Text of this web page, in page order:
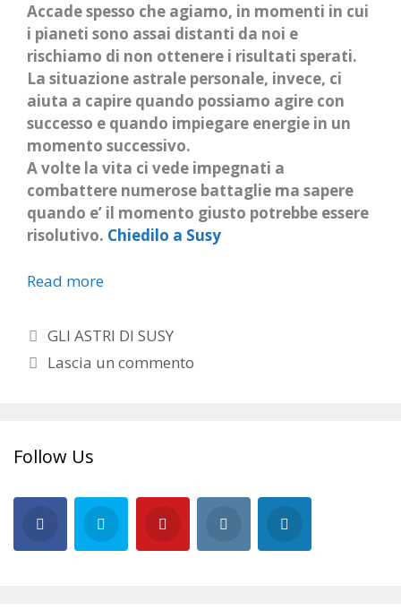
Accade spesso che agiamo, in momenti in cui
i pianeti sono assai distanti da noi e
rischiamo di non ottenere i risultati sperati.
La situazione astrale personale, invece, ci
aiuta a capire quando possiamo agire con
successo e quando impiegare energie in un
momento successivo.
A volte la vita ci vede impegnati a
combattere numerose battaglie ma sapere
quando e’ il momento giusto potrebbe essere
risolutivo. Chiedilo a Susy
Read more
Categorie
GLI ASTRI DI SUSY
Lascia un commento
Follow Us